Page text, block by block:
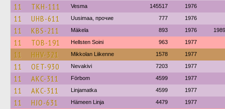
11 TKH-111 Vesma 145517 1976
11 UHB-611 Uusimaa, прочие 777 1976
11 KBS-211 Mäkela 893 1976 1989
11 TOB-191 Hellsten Soini 963 1977
11 HHV-321 Mikkolan Liikenne 1578 1977
11 OET-930 Nevakivi 7203 1977
11 AKC-311 Förbom 4599 1977
11 AKC-311 Linjamatka 4599 1977
11 HJO-631 Hämeen Linja 4479 1977